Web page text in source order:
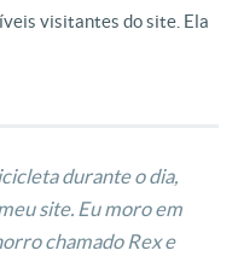
visitantes do site. Ela
durante o dia,
site. Eu moro em
chamado Rex e